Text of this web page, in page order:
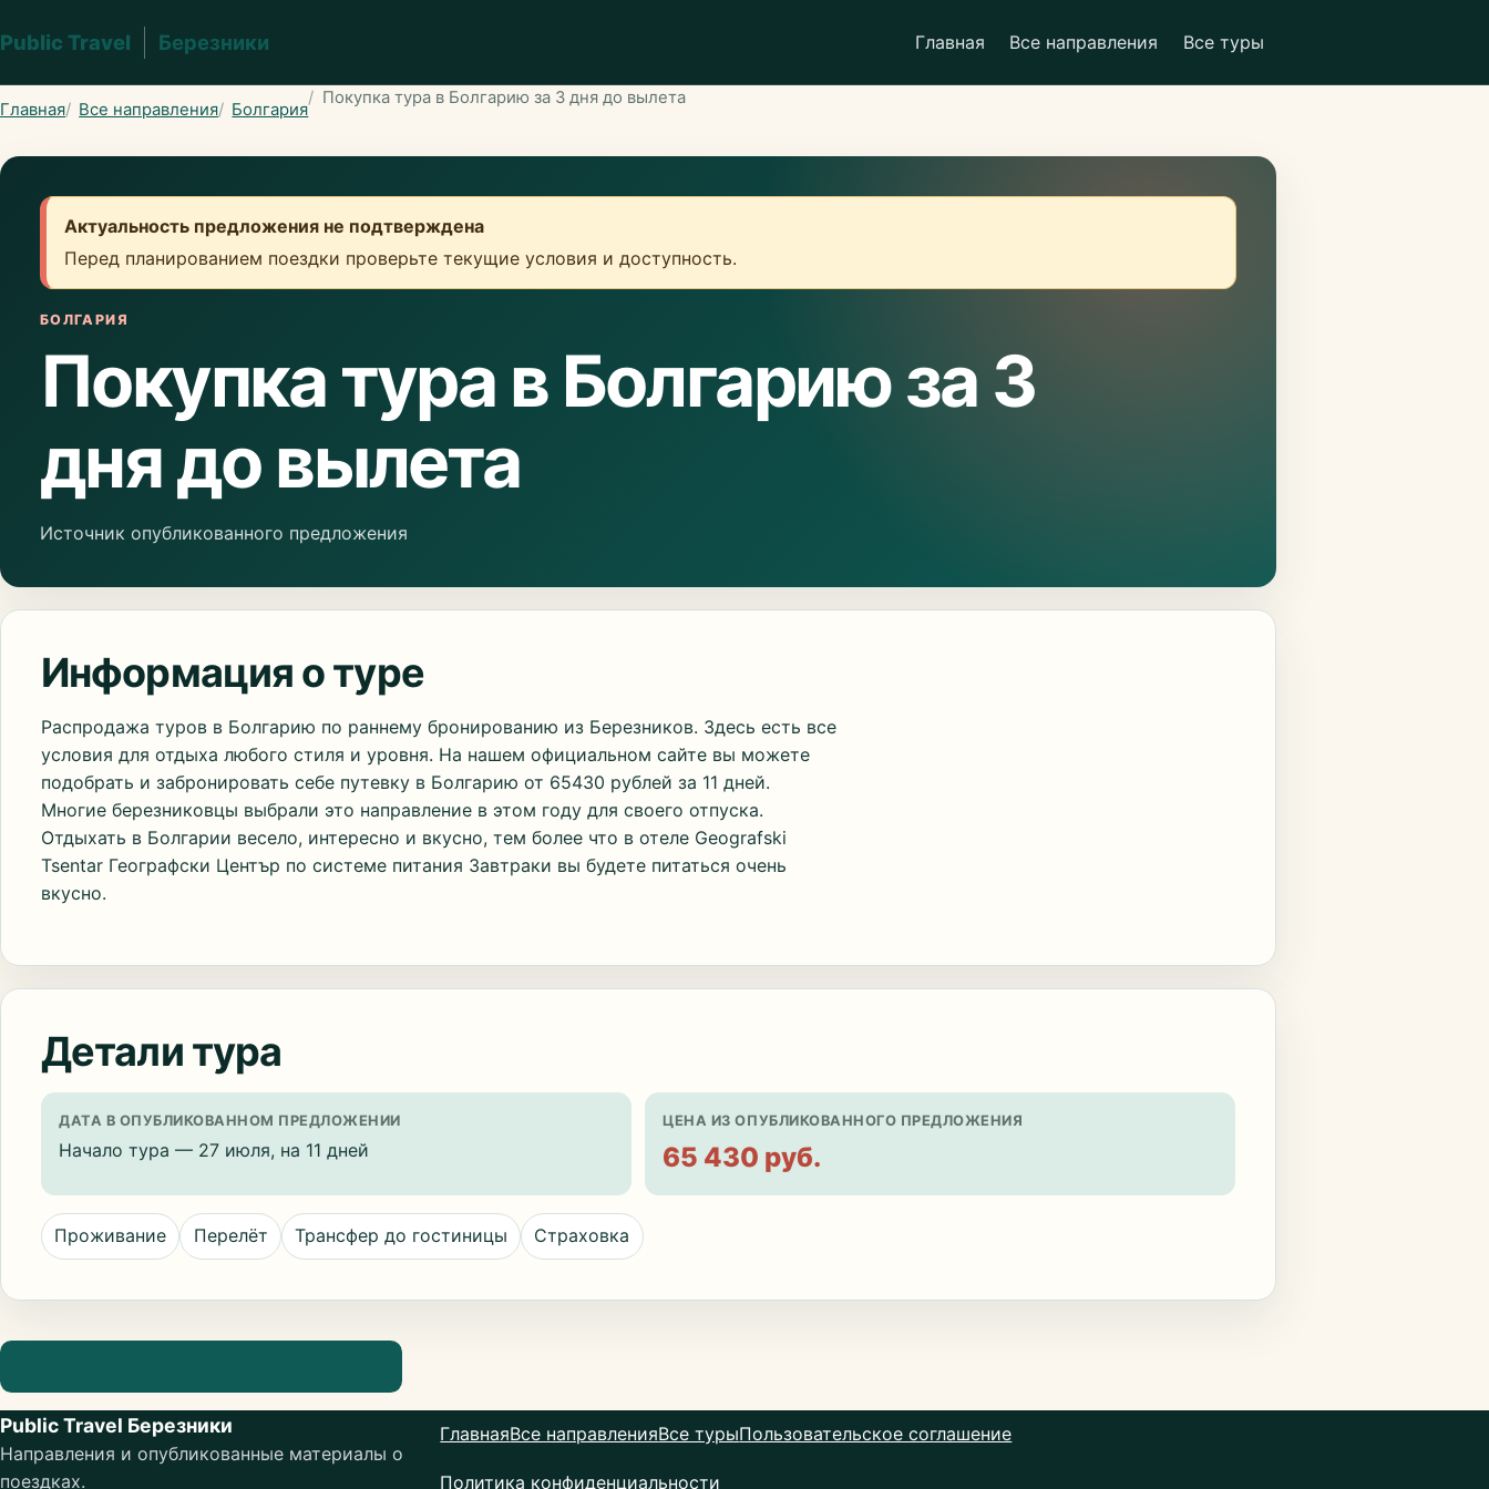
Public Travel Березники Главная Все направления Все туры
Главная Все направления Болгария
Покупка тура в Болгарию за 3 дня до вылета
Актуальность предложения не подтверждена
Перед планированием поездки проверьте текущие условия и доступность.
БОЛГАРИЯ
Покупка тура в Болгарию за 3
дня до вылета
Источник опубликованного предложения
Информация о туре
Распродажа туров в Болгарию по раннему бронированию из Березников. Здесь есть все
условия для отдыха любого стиля и уровня. На нашем официальном сайте вы можете
подобрать и забронировать себе путевку в Болгарию от 65430 рублей за 11 дней.
Многие березниковцы выбрали это направление в этом году для своего отпуска.
Отдыхать в Болгарии весело, интересно и вкусно, тем более что в отеле Geografski
Tsentar Географски Център по системе питания Завтраки вы будете питаться очень
вкусно.
Детали тура
ДАТА В ОПУБЛИКОВАННОМ ПРЕДЛОЖЕНИИ
Начало тура — 27 июля, на 11 дней
ЦЕНА ИЗ ОПУБЛИКОВАННОГО ПРЕДЛОЖЕНИЯ
65 430 руб.
Проживание Перелёт Трансфер до гостиницы Страховка
Public Travel Березники
Направления и опубликованные материалы о
поездках.
ГлавнаяВсе направленияВсе турыПользовательское соглашение
Политика конфиденциальности